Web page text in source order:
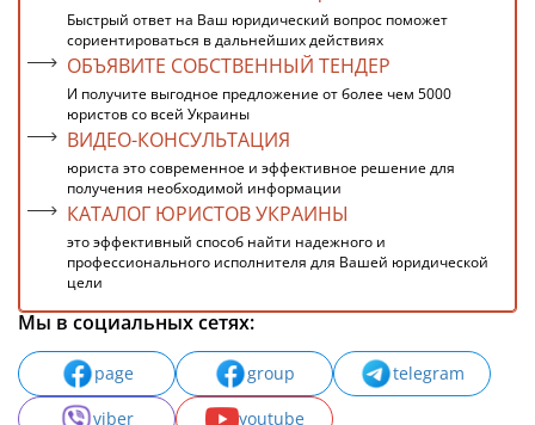
Быстрый ответ на Ваш юридический вопрос поможет
сориентироваться в дальнейших действиях
ОБЪЯВИТЕ СОБСТВЕННЫЙ ТЕНДЕР
И получите выгодное предложение от более чем 5000
юристов со всей Украины
ВИДЕО-КОНСУЛЬТАЦИЯ
юриста это современное и эффективное решение для
получения необходимой информации
КАТАЛОГ ЮРИСТОВ УКРАИНЫ
это эффективный способ найти надежного и
профессионального исполнителя для Вашей юридической
цели
Мы в социальных сетях:
page group
telegram
viber
youtube